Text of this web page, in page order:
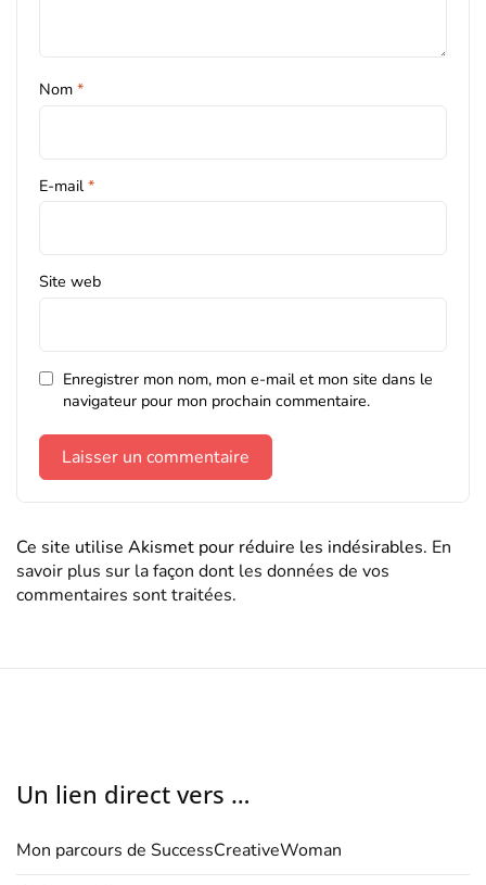
Nom *
E-mail*
Site web
Enregistrer mon nom, mon e-mail et mon site dans le
navigateur pour mon prochain commentaire.
Ce site utilise Akismet pour réduire les indésirables. En
savoir plus sur la façon dont les données de vos
commentaires sont traitées.
Un lien direct vers …
Mon parcours de SuccessCreativeWoman